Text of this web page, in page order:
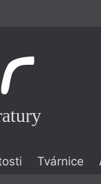
Tvárnice